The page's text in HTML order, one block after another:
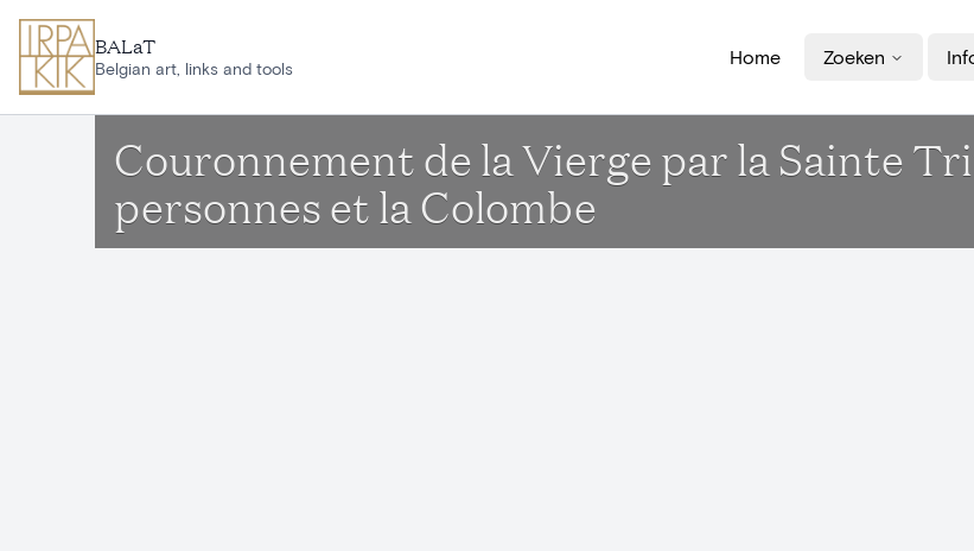
BALaT
Belgian art, links and tools
Home Zoeken
Couronnement de la Vierge par la Sainte
personnes et la Colombe